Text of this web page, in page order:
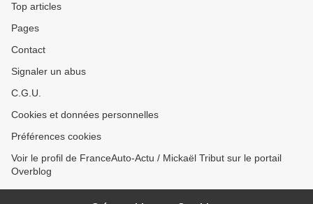
Top articles
Pages
Contact
Signaler un abus
C.G.U.
Cookies et données personnelles
Préférences cookies
Voir le profil de FranceAuto-Actu / Mickaël Tribut sur le portail
Overblog